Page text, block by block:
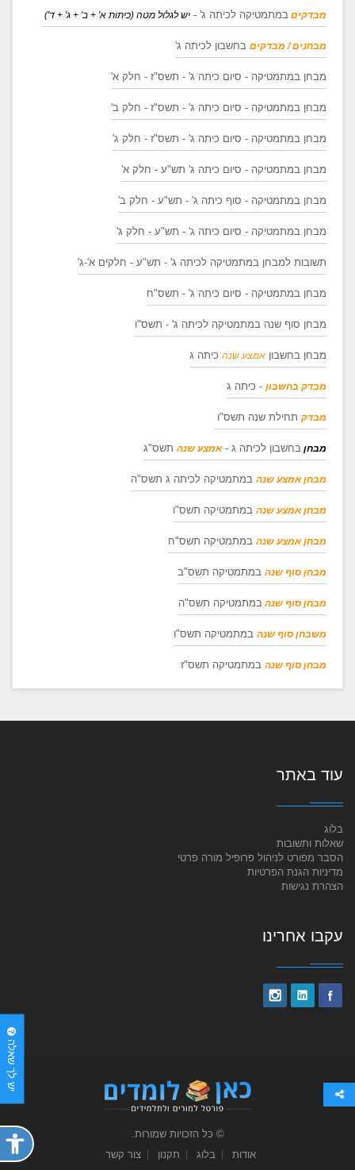
מבדקים במתמטיקה לכיתה ג' - יש לגלול מטה (כיתות א' + ב' + ג' + ד')
מבחנים / מבדקים בחשבון לכיתה ג'
מבחן במתמטיקה - סיום כיתה ג' - תשס"ז - חלק א'
מבחן במתמטיקה - סיום כיתה ג' - תשס"ז - חלק ב'
מבחן במתמטיקה - סיום כיתה ג' - תשס"ז - חלק ג'
מבחן במתמטיקה - סיום כיתה ג' תש"ע - חלק א'
מבחן במתמטיקה - סוף כיתה ג' - תש"ע - חלק ב'
מבחן במתמטיקה - סיום כיתה ג' - תש"ע - חלק ג'
תשובות למבחן במתמטיקה לכיתה ג' - תש"ע - חלקים א'-ג'
מבחן במתמטיקה - סיום כיתה ג' - תשס"ח
מבחן סוף שנה במתמטיקה לכיתה ג' - תשס"ו
מבחן בחשבון אמצע שנה כיתה ג
מבדק בחשבון - כיתה ג
מבדק תחילת שנה תשס"ו
מבחן בחשבון לכיתה ג -אמצע שנה תשס"ג
מבחן אמצע שנה במתמטיקה לכיתה ג תשס"ה
מבחן אמצע שנה במתמטיקה תשס"ו
מבחן אמצע שנה במתמטיקה תשס"ח
מבחן סוף שנה במתמטיקה תשס"ב
מבחן סוף שנה במתמטיקה תשס"ה
משבחן סוף שנה במתמטיקה תשס"ו
מבחן סוף שנה במתמטיקה תשס"ז
יש לך שאלה
עוד באתר
בלוג
שאלות ותשובות
הסבר מפורט לניהול פרופיל מורה פרטי
מדיניות הגנת הפרטיות
הצהרת נגישות
עקבו אחרינו
© כל הזכויות שמורות.
אודות
בלוג תקנון צור קשר
פתח